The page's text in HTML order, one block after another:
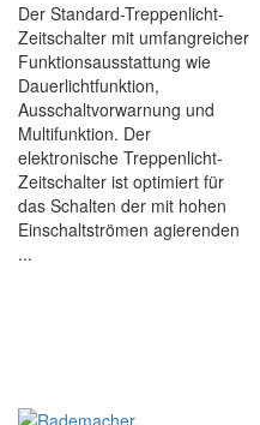
Der Standard-Treppenlicht-
Zeitschalter mit umfangreicher
Funktionsausstattung wie
Dauerlichtfunktion,
Ausschaltvorwarnung und
Multifunktion. Der
elektronische Treppenlicht-
Zeitschalter ist optimiert für
das Schalten der mit hohen
Einschaltströmen agierenden
...